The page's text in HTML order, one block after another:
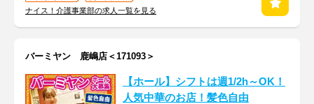
ナイス！介護事業部の求人一覧を見る
バーミヤン 鹿嶋店＜171093＞
【ホール】シフトは週1/2h～OK！
人気中華のお店！髪色自由